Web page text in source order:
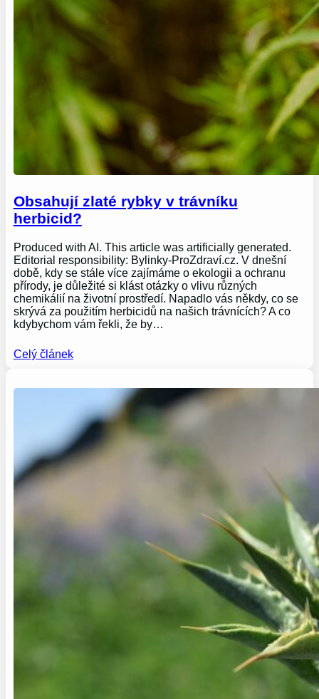
Obsahují zlaté rybky v trávníku
herbicid?
Produced with AI. This article was artificially generated.
Editorial responsibility: Bylinky-ProZdraví.cz. V dnešní
době, kdy se stále více zajímáme o ekologii a ochranu
přírody, je důležité si klást otázky o vlivu různých
chemikálií na životní prostředí. Napadlo vás někdy, co se
skrývá za použitím herbicidů na našich trávnících? A co
kdybychom vám řekli, že by…
Celý článek